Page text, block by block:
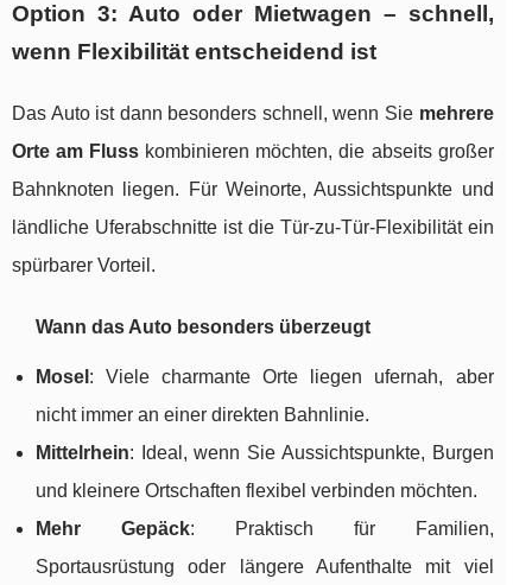
Option 3: Auto oder Mietwagen – schnell,
wenn Flexibilität entscheidend ist
Das Auto ist dann besonders schnell, wenn Sie mehrere
Orte am Fluss kombinieren möchten, die abseits großer
Bahnknoten liegen. Für Weinorte, Aussichtspunkte und
ländliche Uferabschnitte ist die Tür-zu-Tür-Flexibilität ein
spürbarer Vorteil.
Wann das Auto besonders überzeugt
Mosel : Viele charmante Orte liegen ufernah, aber
nicht immer an einer direkten Bahnlinie.
Mittelrhein: Ideal, wenn Sie Aussichtspunkte, Burgen
und kleinere Ortschaften flexibel verbinden möchten.
Mehr Gepäck: Praktisch für Familien,
Sportausrüstung oder längere Aufenthalte mit viel